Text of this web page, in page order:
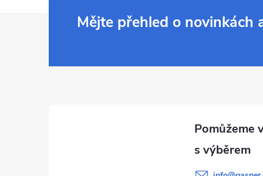
Mějte přehled o novinkách